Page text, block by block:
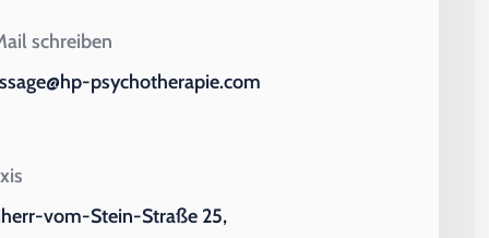
schreiben
psychotherapie.com
vom-Stein-Straße 25,